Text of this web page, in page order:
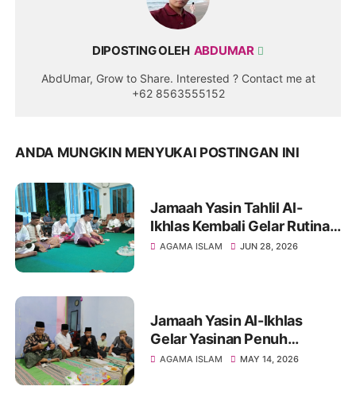
DIPOSTING OLEH ABDUMAR
AbdUmar, Grow to Share. Interested ? Contact me at
+62 8563555152
ANDA MUNGKIN MENYUKAI POSTINGAN INI
Jamaah Yasin Tahlil Al-
Ikhlas Kembali Gelar Rutinan
di Kediaman Bapak Sugeng
AGAMA ISLAM JUN 28, 2026
Jamaah Yasin Al-Ikhlas
Gelar Yasinan Penuh
Khidmat, KH Sakrip Kupas
AGAMA ISLAM MAY 14, 2026